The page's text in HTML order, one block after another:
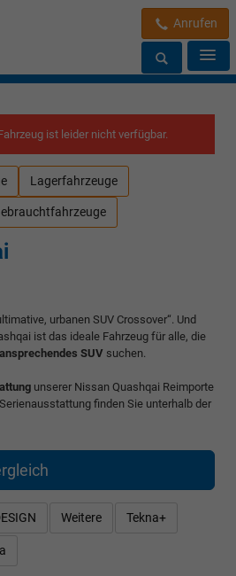
Anrufen
ist leider nicht verfügbar.
Lagerfahrzeuge
urbanen SUV Crossover“. Und
ist das ideale Fahrzeug für alle, die
SUV suchen.
unserer Nissan Quashqai Reimporte
finden Sie unterhalb der
Weitere Tekna+